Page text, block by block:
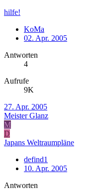
hilfe!
KoMa
02. Apr. 2005
Antworten
4
Aufrufe
9K
27. Apr. 2005
Meister Glanz
M
D
Japans Weltraumpläne
defind1
10. Apr. 2005
Antworten